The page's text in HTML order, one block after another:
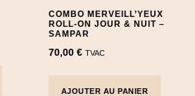
COMBO MERVEILL’YEUX
ROLL-ON JOUR & NUIT –
SAMPAR
70,00€ TVAC
AJOUTER AU PANIER